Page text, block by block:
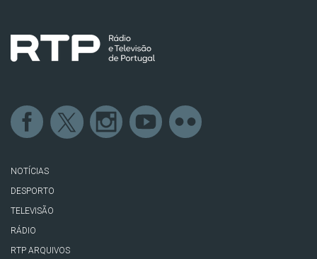
NOTÍCIAS
DESPORTO
TELEVISÃO
RÁDIO
RTP ARQUIVOS